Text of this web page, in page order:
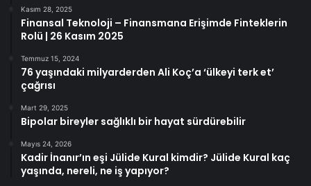
Kasım 28, 2025
Finansal Teknoloji – Finansmana Erişimde Finteklerin
Rolü | 26 Kasım 2025
Temmuz 15, 2024
76 yaşındaki milyarderden Ali Koç’a ‘ülkeyi terk et’
çağrısı
Mart 29, 2025
Bipolar bireyler sağlıklı bir hayat sürdürebilir
Mayıs 24, 2026
Kadir İnanır’ın eşi Jülide Kural kimdir? Jülide Kural kaç
yaşında, nereli, ne iş yapıyor?